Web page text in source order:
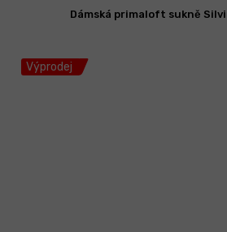
Výprodej
Dámská primaloft sukně